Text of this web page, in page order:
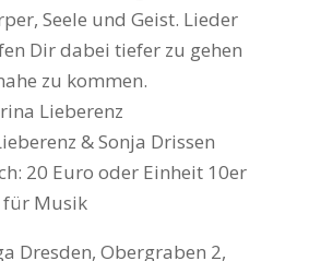
Seele und Geist. Lieder
Dir dabei tiefer zu gehen
zu kommen.
Lieberenz
& Sonja Drissen
20 Euro oder Einheit 10er
für Musik
Dresden, Obergraben 2,